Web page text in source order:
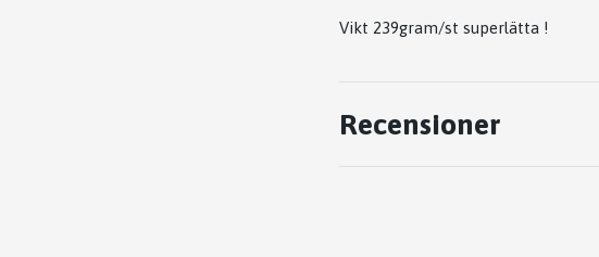
Vikt 239gram/st superlätta !
Recensioner